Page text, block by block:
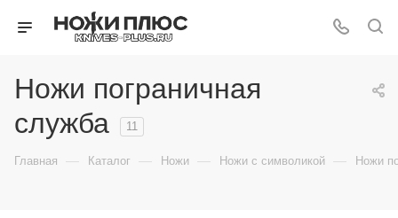
Ножи пограничная
служба
11
Главная — Каталог — Ножи — Ножи с символикой — Ножи